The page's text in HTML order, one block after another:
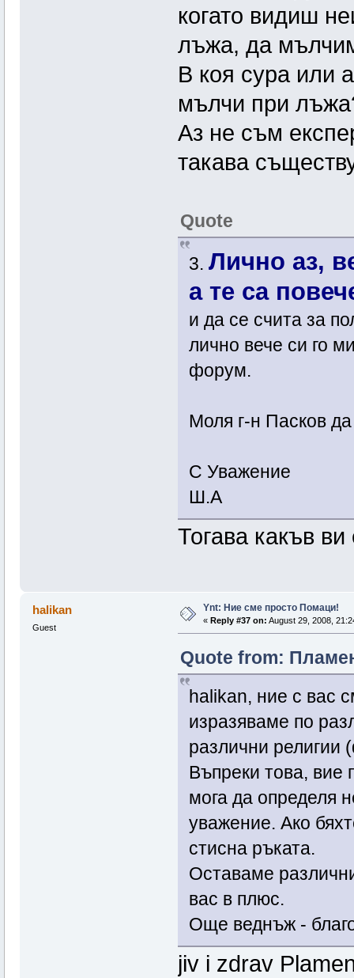
когато видиш
лъжа, да
В коя сура или
мълчи при
Аз не съм
такава
Quote
3. Лично аз,
а те са
и да се счита за
лично вече си го
форум.
Моля г-н Пасков
С Уважение
Ш.А
Тогава какъв
halikan
Guest
Ynt: Ние сме просто Помаци!
« Reply #37 on: August 29, 2008,
Quote from:
halikan, ние с вас
изразяваме по
различни
Въпреки това, вие
мога да определя
уважение. Ако
стисна ръката.
Оставаме
вас в плюс.
Още веднъж -
jiv i zdrav